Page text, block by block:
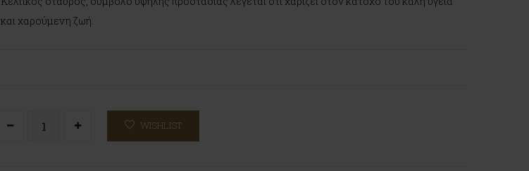
και χαρούμενη ζωή.
WISHLIST